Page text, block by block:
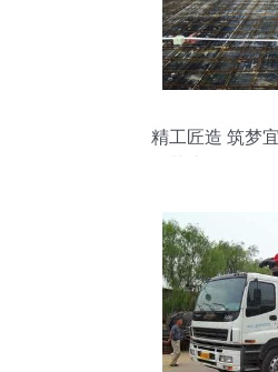
精工匠造 筑梦